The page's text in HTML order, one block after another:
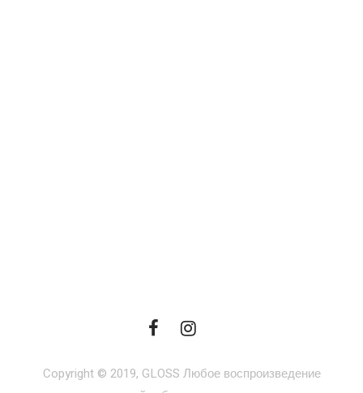
Copyright © 2019, GLOSS Любое воспроизведение